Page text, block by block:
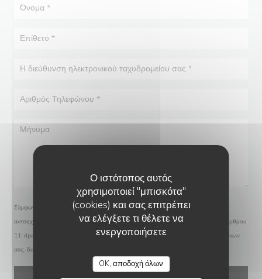
Ο ιστότοπος αυτός
χρησιμοποιεί "μπισκότα"
(cookies) και σας επιτρέπει
να ελέγξετε τι θέλετε να
ενεργοποιήσετε
OK, αποδοχή όλων
Σύμφωνα με τον κανονισμό προστασίας δεδομένων (GDPR), έχετε το δικαίωμα να
αντιταχθείτε σε εμπορικές επικοινωνίες. Μπορείτε να εγγραφείτε στο Μητρώο του Άρθρου
11: dpa.gr
. Για περισσότερες πληροφορίες σχετικά με την επεξεργασία των δεδομένων
σας, δείτε την
MOSCONI